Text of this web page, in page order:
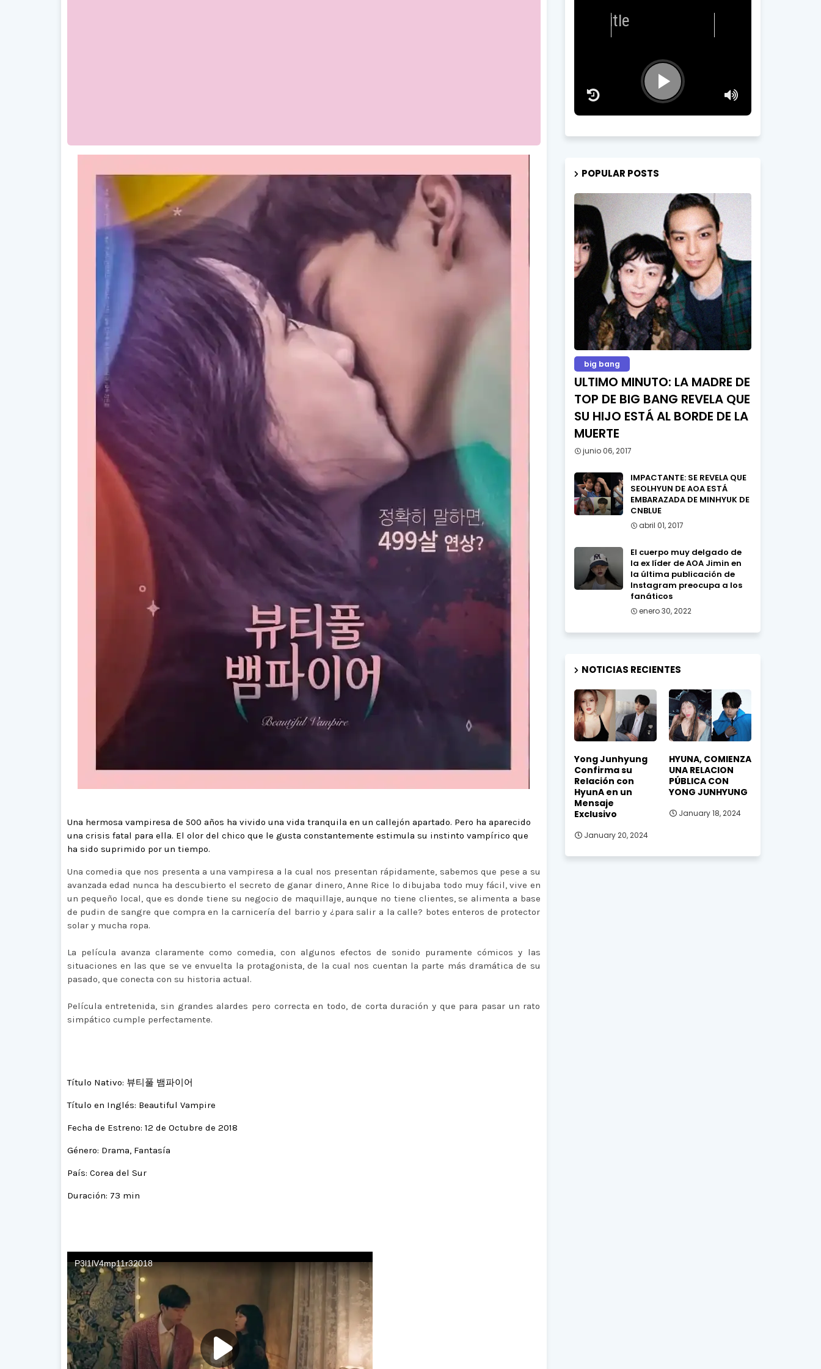
Una hermosa vampiresa de 500 años ha vivido una vida tranquila en un callejón apartado. Pero ha aparecido
una crisis fatal para ella. El olor del chico que le gusta constantemente estimula su instinto vampírico que
ha sido suprimido por un tiempo.
Una comedia que nos presenta a una vampiresa a la cual nos presentan rápidamente, sabemos que pese a su
avanzada edad nunca ha descubierto el secreto de ganar dinero, Anne Rice lo dibujaba todo muy fácil, vive en
un pequeño local, que es donde tiene su negocio de maquillaje, aunque no tiene clientes, se alimenta a base
de pudin de sangre que compra en la carnicería del barrio y ¿para salir a la calle? botes enteros de protector
solar y mucha ropa.
La película avanza claramente como comedia, con algunos efectos de sonido puramente cómicos y las
situaciones en las que se ve envuelta la protagonista, de la cual nos cuentan la parte más dramática de su
pasado, que conecta con su historia actual.
Película entretenida, sin grandes alardes pero correcta en todo, de corta duración y que para pasar un rato
simpático cumple perfectamente.
Título Nativo: 뷰티풀 뱀파이어
Título en Inglés: Beautiful Vampire
Fecha de Estreno: 12 de Octubre de 2018
Género: Drama, Fantasía
País: Corea del Sur
Duración: 73 min
POPULAR POSTS
big bang
ULTIMO MINUTO: LA MADRE DE
TOP DE BIG BANG REVELA QUE
SU HIJO ESTÁ AL BORDE DE LA
MUERTE
junio 06, 2017
IMPACTANTE: SE REVELA QUE
SEOLHYUN DE AOA ESTÁ
EMBARAZADA DE MINHYUK DE
CNBLUE
abril 01, 2017
El cuerpo muy delgado de
la ex líder de AOA Jimin en
la última publicación de
Instagram preocupa a los
fanáticos
enero 30, 2022
NOTICIAS RECIENTES
Yong Junhyung
Confirma su
Relación con
HyunA en un
Mensaje
Exclusivo
January 20, 2024
HYUNA, COMIENZA
UNA RELACION
PÚBLICA CON
YONG JUNHYUNG
January 18, 2024